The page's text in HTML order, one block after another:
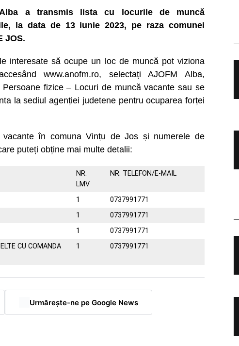
Alba a transmis lista cu locurile de muncă
la data de 13 iunie 2023, pe raza comunei
JOS.
interesate să ocupe un loc de muncă pot viziona
www.anofm.ro, selectați AJOFM Alba,
Persoane fizice – Locuri de muncă vacante sau se
la sediul agenției judetene pentru ocuparea forței
în comuna Vințu de Jos și numerele de
puteți obține mai multe detalii:
NR.
LMV
NR. TELEFON/E-MAIL
1
0737991771
1
0737991771
1
0737991771
CU COMANDA
1 0737991771
Urmărește-ne pe Google News